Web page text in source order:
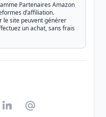
Partenaires Amazon
d’affiliation.
le site peuvent générer
un achat, sans frais
LinkedInPartager par Email